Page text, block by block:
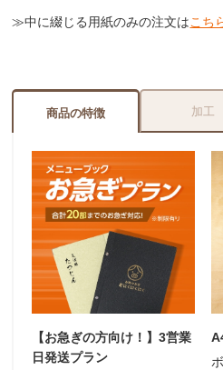
≫中に綴じる用紙のみの注文はこち
商品の特徴 加工
【お急ぎの方向け！】3営業
日発送プラン